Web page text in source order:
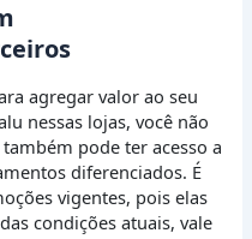
agregar valor ao seu
nessas lojas, você não
pode ter acesso a
diferenciados. É
vigentes, pois elas
condições atuais, vale